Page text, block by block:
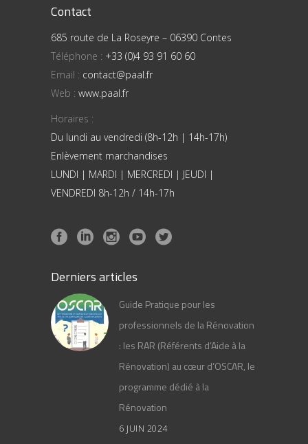
Contact
685 route de La Roseyre – 06390 Contes
Téléphone : +33 (0)4 93 91 60 60
Email : contact@paal.fr
Web : www.paal.fr
Horaires :
Du lundi au vendredi (8h-12h | 14h-17h)
Enlèvement marchandises
LUNDI | MARDI | MERCREDI | JEUDI |
VENDREDI 8h-12h / 14h-17h
Derniers articles
Guide Pratique pour les
professionnels de la Rénovation
: les RAR (Référents d’Aide à la
Rénovation) au cœur d’OSCAR, le
programme dédié à la
Rénovation
6 JUIN 2024